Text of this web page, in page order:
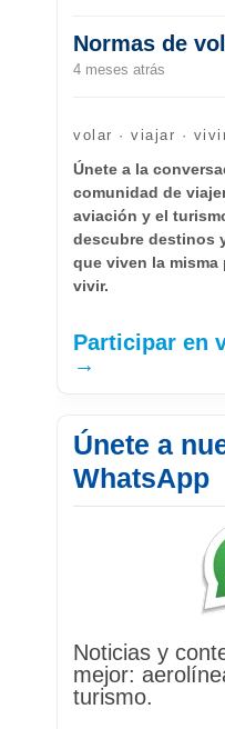
Normas de
4 meses atrás
volar · viajar ·
Únete a la
comunidad de
aviación y el
descubre destinos
que viven la
vivir.
Participar en
→
Únete a
WhatsApp
Noticias y
mejor:
turismo.